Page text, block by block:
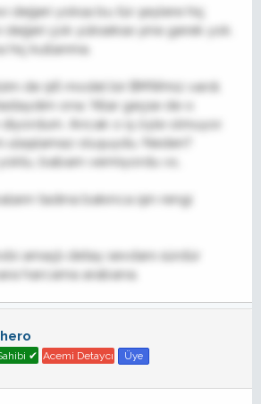
değeri yoksa bu tür şeylere hiç
çok yüksekse yine gerek yok.
hiç kullanma.
de 96 model bir BMWmiz vardı.
ona. Yıllar geçse de o
diyordum. Ancak o iş öyle olmuyor.
ulaşılamaz oluşuydu. Neden?
babam vermiyordu vs..
tadına bakınca işin rengi
amaçlı detay sevdanı sürdür
harcama arabana.
✔ Acemi Detaycı Üye